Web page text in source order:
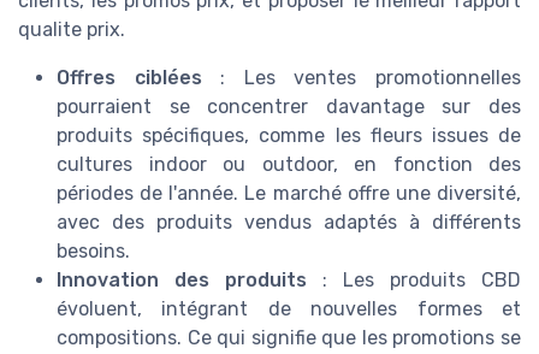
qualite prix.
Offres ciblées : Les ventes promotionnelles
pourraient se concentrer davantage sur des
produits spécifiques, comme les fleurs issues de
cultures indoor ou outdoor, en fonction des
périodes de l'année. Le marché offre une diversité,
avec des produits vendus adaptés à différents
besoins.
Innovation des produits : Les produits CBD
évoluent, intégrant de nouvelles formes et
compositions. Ce qui signifie que les promotions se